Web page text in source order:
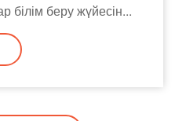
білім беру жүйесін...